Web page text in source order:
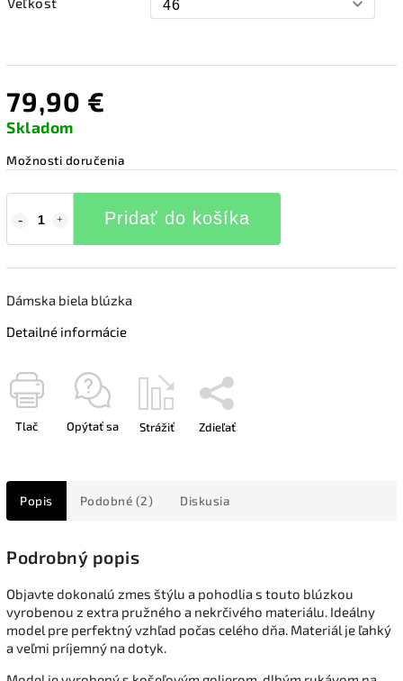
79,90 €
Skladom
Možnosti doručenia
Pridať do košíka
Dámska biela blúzka
Detailné informácie
Tlač Opýtať sa Strážiť Zdieľať
Popis Podobné (2) Diskusia
Podrobný popis
Objavte dokonalú zmes štýlu a pohodlia s touto blúzkou
vyrobenou z extra pružného a nekrčivého materiálu. Ideálny
model pre perfektný vzhľad počas celého dňa. Materiál je ľahký
a veľmi príjemný na dotyk.